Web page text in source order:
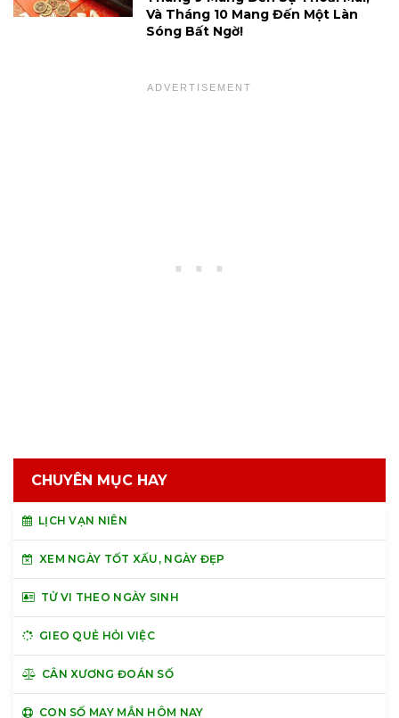
Và Tháng 10 Mang Đến Một Làn
Sóng Bất Ngờ!
CHUYÊN MỤC HAY
LỊCH VẠN NIÊN
XEM NGÀY TỐT XẤU, NGÀY ĐẸP
TỬ VI THEO NGÀY SINH
GIEO QUẺ HỎI VIỆC
CÂN XƯƠNG ĐOÁN SỐ
CON SỐ MAY MẮN HÔM NAY